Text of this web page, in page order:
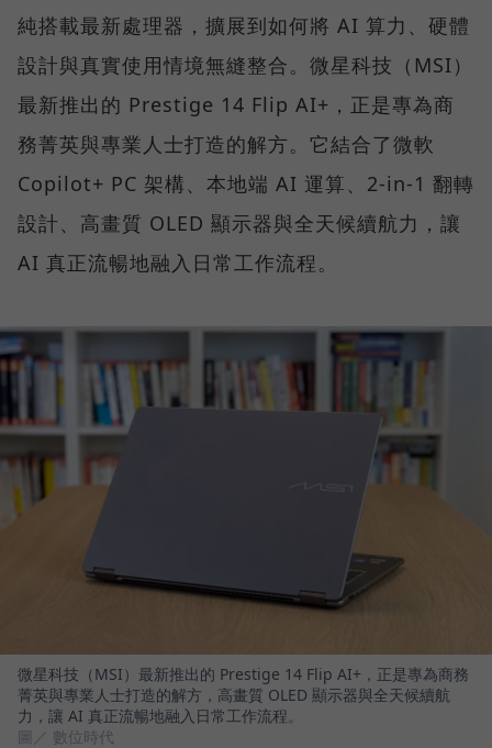
純搭載最新處理器，擴展到如何將 AI 算力、硬體
設計與真實使用情境無縫整合。微星科技（MSI）
最新推出的 Prestige 14 Flip AI+，正是專為商
務菁英與專業人士打造的解方。它結合了微軟
Copilot+ PC 架構、本地端 AI 運算、2-in-1 翻轉
設計、高畫質 OLED 顯示器與全天候續航力，讓
AI 真正流暢地融入日常工作流程。
微星科技（MSI）最新推出的 Prestige 14 Flip AI+，正是專為商務
菁英與專業人士打造的解方，高畫質 OLED 顯示器與全天候續航
力，讓 AI 真正流暢地融入日常工作流程。
圖／ 數位時代